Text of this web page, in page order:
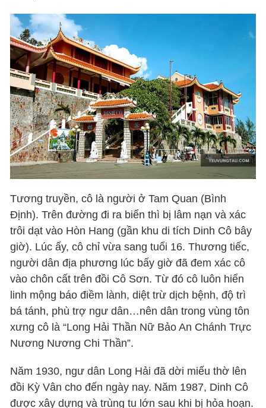
Tương truyền, cô là người ở Tam Quan (Bình
Định). Trên đường đi ra biển thì bị lâm nạn và xác
trôi dạt vào Hòn Hang (gần khu di tích Dinh Cô bây
giờ). Lúc ấy, cô chỉ vừa sang tuổi 16. Thương tiếc,
người dân địa phương lúc bấy giờ đã đem xác cô
vào chôn cất trên đồi Cô Sơn. Từ đó cô luôn hiển
linh mộng báo điềm lành, diệt trừ dịch bệnh, độ trì
bá tánh, phù trợ ngư dân…nên dân trong vùng tôn
xưng cô là “Long Hải Thần Nữ Bảo An Chánh Trực
Nương Nương Chi Thần”.
Năm 1930, ngư dân Long Hải đã dời miếu thờ lên
đồi Kỳ Vân cho đến ngày nay. Năm 1987, Dinh Cô
được xây dựng và trùng tu lớn sau khi bị hỏa hoạn.